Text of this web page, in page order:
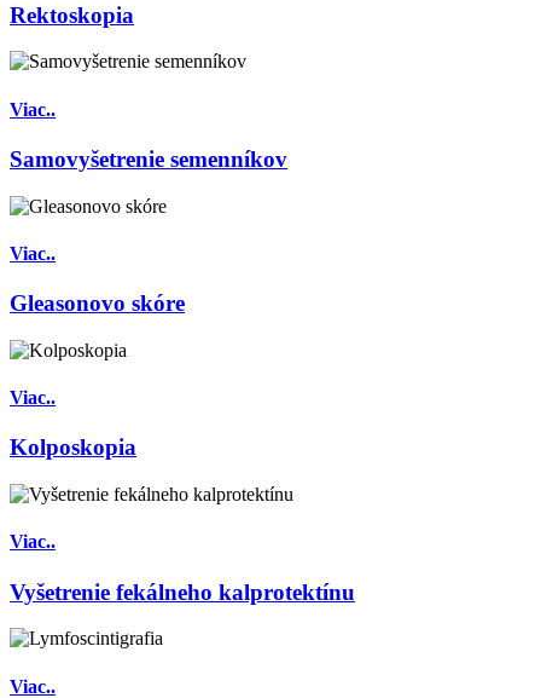
Rektoskopia
Viac..
Samovyšetrenie semenníkov
Viac..
Gleasonovo skóre
Viac..
Kolposkopia
Viac..
Vyšetrenie fekálneho kalprotektínu
Viac..